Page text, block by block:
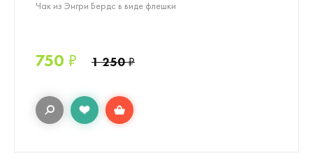
Чак из Энгри Бердс в виде флешки
750 ₽ 1 250₽